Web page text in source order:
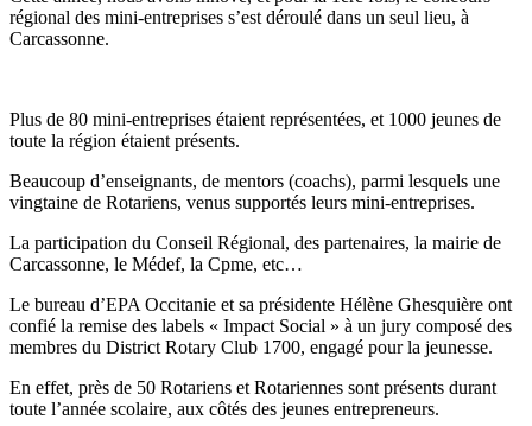
régional des mini-entreprises s’est déroulé dans un seul lieu, à
Carcassonne.
Plus de 80 mini-entreprises étaient représentées, et 1000 jeunes de
toute la région étaient présents.
Beaucoup d’enseignants, de mentors (coachs), parmi lesquels une
vingtaine de Rotariens, venus supportés leurs mini-entreprises.
La participation du Conseil Régional, des partenaires, la mairie de
Carcassonne, le Médef, la Cpme, etc…
Le bureau d’EPA Occitanie et sa présidente Hélène Ghesquière ont
confié la remise des labels « Impact Social » à un jury composé des
membres du District Rotary Club 1700, engagé pour la jeunesse.
En effet, près de 50 Rotariens et Rotariennes sont présents durant
toute l’année scolaire, aux côtés des jeunes entrepreneurs.